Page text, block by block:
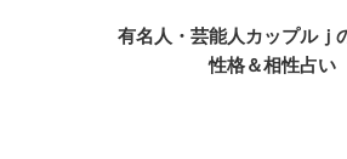
有名人・芸能人カップルｊ
性格＆相性占い